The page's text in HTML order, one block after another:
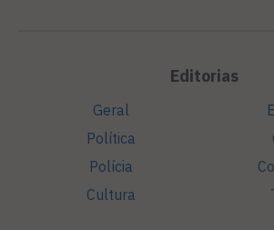
Editorias
Geral
Política
Polícia
Cultura